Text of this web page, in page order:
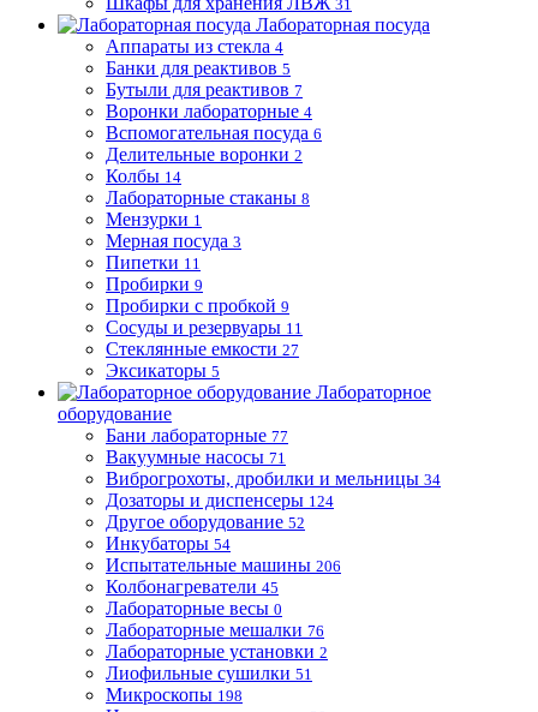
31
Лабораторная посуда
Аппараты из стекла 4
Банки для реактивов 5
Бутыли для реактивов 7
Воронки лабораторные 4
Вспомогательная посуда 6
Делительные воронки 2
Колбы 14
Лабораторные стаканы 8
Мензурки 1
Мерная посуда 3
Пипетки 11
Пробирки 9
Пробирки с пробкой 9
Сосуды и резервуары 11
Стеклянные емкости 27
Эксикаторы 5
Лабораторное
оборудование
Бани лабораторные 77
Вакуумные насосы 71
Виброгрохоты, дробилки и мельницы 34
Дозаторы и диспенсеры 124
Другое оборудование 52
Инкубаторы 54
Испытательные машины 206
Колбонагреватели 45
Лабораторные весы 0
Лабораторные мешалки 76
Лабораторные установки 2
Лиофильные сушилки 51
Микроскопы 198